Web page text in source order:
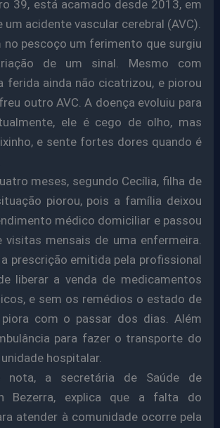
39, está acamado desde 2013, em
um acidente vascular cerebral (AVC).
no pescoço um ferimento que surgiu
de um sinal. Mesmo com
ferida ainda não cicatrizou, e piorou
outro AVC. A doença evoluiu para
ele é cego de olho, mas
e sente fortes dores quando é
meses, segundo Cecília, filha de
piorou, pois a família deixou
médico domiciliar e passou
mensais de uma enfermeira.
prescrição emitida pela profissional
liberar a venda de medicamentos
e sem os remédios o estado de
com o passar dos dias. Além
para fazer o transporte do
hospitalar.
nota, a secretária de Saúde de
Bezerra, explica que a falta do
atender à comunidade ocorre pela